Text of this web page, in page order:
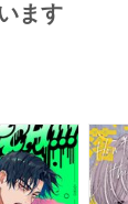
ます